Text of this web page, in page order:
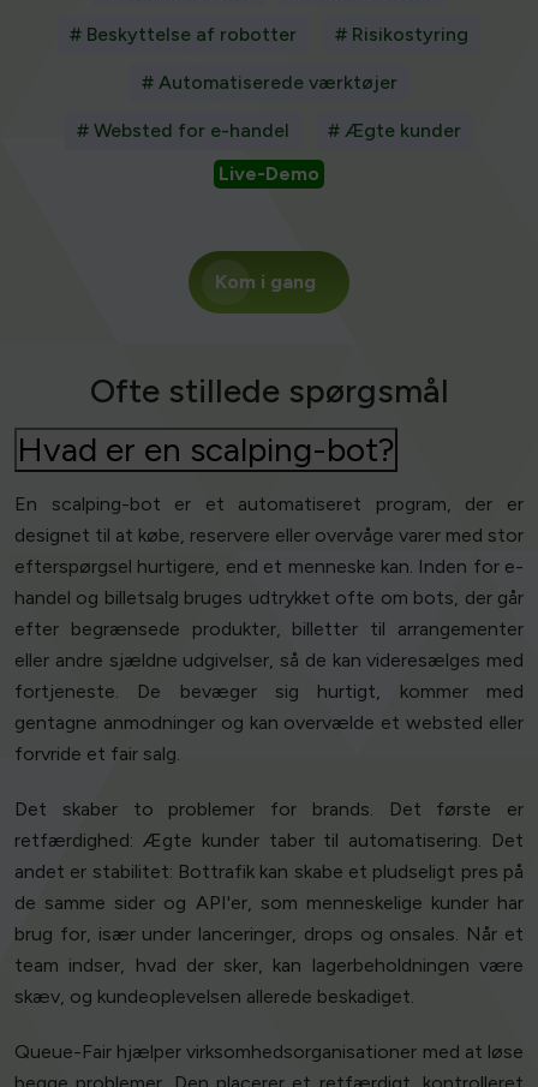
# Beskyttelse af robotter # Risikostyring
# Automatiserede værktøjer
# Websted for e-handel
# Ægte kunder
Live-Demo
Kom i gang
Ofte stillede spørgsmål
Hvad er en scalping-bot?
En scalping-bot er et automatiseret program, der er
designet til at købe, reservere eller overvåge varer med stor
efterspørgsel hurtigere, end et menneske kan. Inden for e-
handel og billetsalg bruges udtrykket ofte om bots, der går
efter begrænsede produkter, billetter til arrangementer
eller andre sjældne udgivelser, så de kan videresælges med
fortjeneste. De bevæger sig hurtigt, kommer med
gentagne anmodninger og kan overvælde et websted eller
forvride et fair salg.
Det skaber to problemer for brands. Det første er
retfærdighed: Ægte kunder taber til automatisering. Det
andet er stabilitet: Bottrafik kan skabe et pludseligt pres på
de samme sider og API'er, som menneskelige kunder har
brug for, især under lanceringer, drops og onsales. Når et
team indser, hvad der sker, kan lagerbeholdningen være
skæv, og kundeoplevelsen allerede beskadiget.
Queue-Fair hjælper virksomhedsorganisationer med at løse